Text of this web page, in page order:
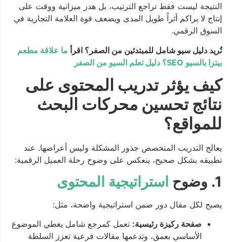
النتيجة ليست فقط تراجع الترتيب، بل هدر ميزانية ووقت على
إنتاج لا يراكم أثراً طويل المدى ويضعف قوة العلامة التجارية في
السوق الرقمي.
تُريد دليل سيو شامل للمبتدئين من الصفر؟ اقرأ ما علاقة مطعم
بيتزا بالسيو SEO؟ دليل تعلم السيو من الصفر
كيف يؤثر تدريب المحتوى على
نتائج تحسين محركات البحث
للمواقع؟
يعالج التدريب المتخصص جذور المشكلة وليس أعراضها. عند
تطبيقه بشكل صحيح، ينعكس على وضوح رحلة العميل الرقمية:
1. وضوح استراتيجية المحتوى
يصبح لكل مقال دور ضمن استراتيجية واضحة، مثل:
صفحة ركيزة رئيسية:تعمل كمرجع شامل يغطي الموضوع
الأساسي بعمق، وتدعمها مقالات فرعية تعزز السلطة